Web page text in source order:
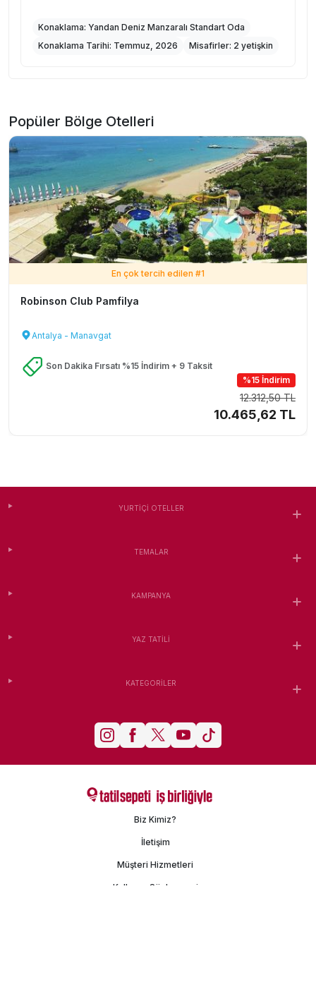
Konaklama: Yandan Deniz Manzaralı Standart Oda
Konaklama Tarihi: Temmuz, 2026 Misafirler: 2 yetişkin
Popüler Bölge Otelleri
En çok tercih edilen #1
Robinson Club Pamfilya
Antalya - Manavgat
Son Dakika Fırsatı %15 İndirim + 9 Taksit
%15 İndirim
12.312,50 TL
10.465,62 TL
YURTIÇI OTELLER
TEMALAR
KAMPANYA
YAZ TATILI
KATEGORILER
Biz Kimiz?
İletişim
Müşteri Hizmetleri
Kullanım Sözleşmesi